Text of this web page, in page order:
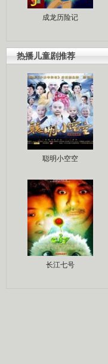
成龙历险记
热播儿童剧推荐
聪明小空空
长江七号